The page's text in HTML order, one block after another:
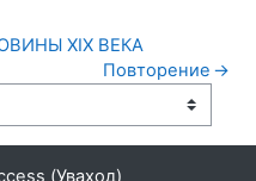
XIX ВЕКА
Повторение →
(Уваход)